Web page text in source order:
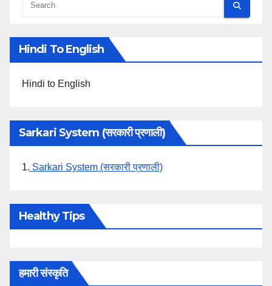
Hindi To English
Hindi to English
Sarkari System (सरकारी प्रणाली)
1. Sarkari System (सरकारी प्रणाली)
Healthy Tips
हमारी संस्कृति